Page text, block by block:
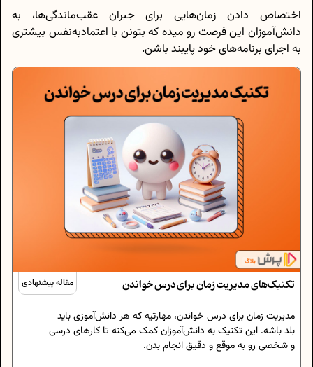
اختصاص دادن زمان‌هایی برای جبران عقب‌ماندگی‌ها، به
دانش‌آموزان این فرصت رو میده که بتونن با اعتماد‌به‌نفس بیشتری
به اجرای برنامه‌های خود پایبند باشن.
مقاله پیشنهادی تکنیک‌های مدیریت زمان برای درس خواندن
مدیریت زمان برای درس خواندن، مهارتیه که هر دانش‌آموزی باید
بلد باشه. این تکنیک به دانش‌آموزان کمک می‌کنه تا کارهای درسی
و شخصی رو به موقع و دقیق انجام بدن.